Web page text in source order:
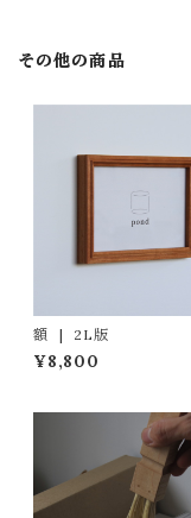
その他の商品
額 | 2L版
¥8,800